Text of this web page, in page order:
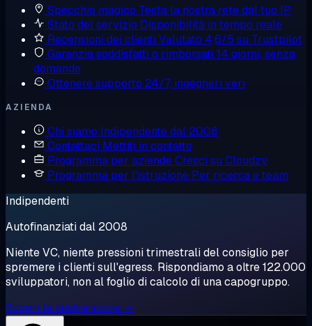
Specchio magico Testa la nostra rete dal tuo IP
Stato del servizio Disponibilità in tempo reale
Recensioni dei clienti Valutato 4,6/5 su Trustpilot
Garanzia soddisfatti o rimborsati 14 giorni, senza
domande
Ottenere supporto 24/7, ingegneri veri
AZIENDA
Chi siamo Indipendente dal 2008
Contattaci Mettiti in contatto
Programma per aziendeCresci su Cloudzy
Programma per l'istruzione Per ricerca e team
Indipendenti
Autofinanziati dal 2008
Niente VC, niente pressioni trimestrali del consiglio per
spremere i clienti sull'egress. Rispondiamo a oltre 122.000
sviluppatori, non al foglio di calcolo di una capogruppo.
Scopri la nostra storia →